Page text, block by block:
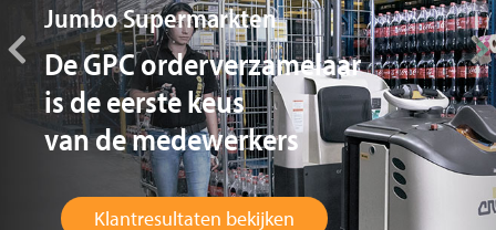
Jumbo Supermarkten
De GPC orderverzamelaar
is de eerste keus
van de medewerkers
Klantresultaten bekijken